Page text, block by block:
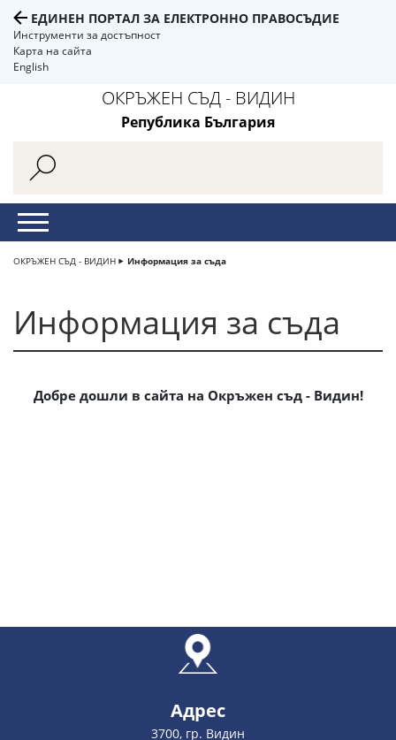
ЕДИНЕН ПОРТАЛ ЗА ЕЛЕКТРОННО ПРАВОСЪДИЕ
Инструменти за достъпност
Карта на сайта
English
ОКРЪЖЕН СЪД - ВИДИН
Република България
ОКРЪЖЕН СЪД - ВИДИН Информация за съда
Информация за съда
Добре дошли в сайта на Окръжен съд - Видин!
Адрес
3700, гр. Видин